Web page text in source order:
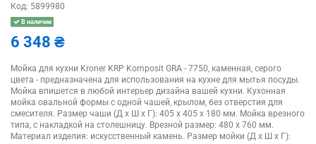
Код: 5899980
В наличии
6 348 ₴
Мойка для кухни Kroner KRP Komposit GRA - 7750, каменная, серого
цвета - предназначена для использования на кухне для мытья посуды.
Мойка впишется в любой интерьер дизайна вашей кухни. Кухонная
мойка овальной формы с одной чашей, крылом, без отверстия для
смесителя. Размер чаши (Д х Ш х Г): 405 х 405 х 180 мм. Мойка врезного
типа, с накладкой на столешницу. Врезной размер: 480 х 760 мм.
Материал изделия: искусственный камень. Размер мойки (Д х Ш х Г):